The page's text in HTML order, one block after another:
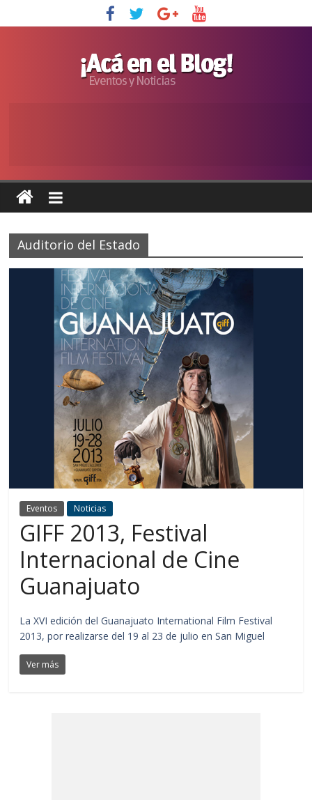
Auditorio del Estado
Eventos Noticias
GIFF 2013, Festival
Internacional de Cine
Guanajuato
La XVI edición del Guanajuato International Film Festival
2013, por realizarse del 19 al 23 de julio en San Miguel
Ver más